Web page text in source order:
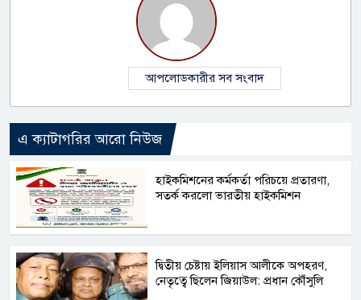
আপলোডকারীর সব সংবাদ
এ ক্যাটাগরির আরো নিউজ
হাইকমিশনের কর্মকর্তা পরিচয়ে প্রতারণা,
সতর্ক করলো ভারতীয় হাইকমিশন
দ্বিতীয় চেষ্টায় ইলিয়াস আলীকে অপহরণ,
নেতৃত্বে ছিলেন জিয়াউল: প্রধান কৌঁসুলি